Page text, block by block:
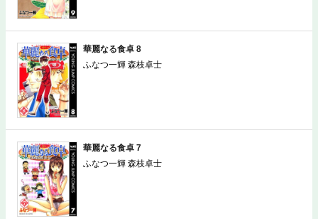
華麗なる食卓 8
ふなつ一輝 森枝卓士
華麗なる食卓 7
ふなつ一輝 森枝卓士